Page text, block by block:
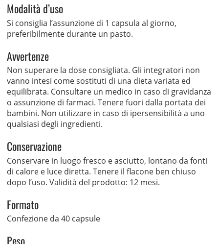
Modalità d’uso
Si consiglia l’assunzione di 1 capsula al giorno,
preferibilmente durante un pasto.
Avvertenze
Non superare la dose consigliata. Gli integratori non
vanno intesi come sostituti di una dieta variata ed
equilibrata. Consultare un medico in caso di gravidanza
o assunzione di farmaci. Tenere fuori dalla portata dei
bambini. Non utilizzare in caso di ipersensibilità a uno
qualsiasi degli ingredienti.
Conservazione
Conservare in luogo fresco e asciutto, lontano da fonti
di calore e luce diretta. Tenere il flacone ben chiuso
dopo l’uso. Validità del prodotto: 12 mesi.
Formato
Confezione da 40 capsule
Peso